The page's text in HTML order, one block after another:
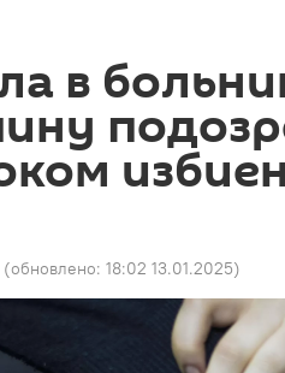
в
(обновлено: 18:02 13.01.2025)